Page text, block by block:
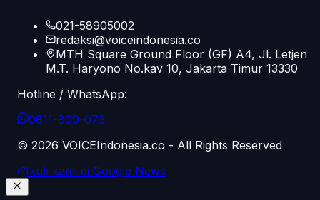
021-58905002
redaksi@voiceindonesia.co
MTH Square Ground Floor (GF) A4, Jl. Letjen
M.T. Haryono No.kav 10, Jakarta Timur 13330
Hotline / WhatsApp:
0811-809-073
© 2026 VOICEIndonesia.co - All Rights Reserved
Ikuti kami di Google News